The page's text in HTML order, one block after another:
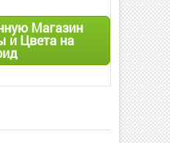
Магазин
и Цвета на